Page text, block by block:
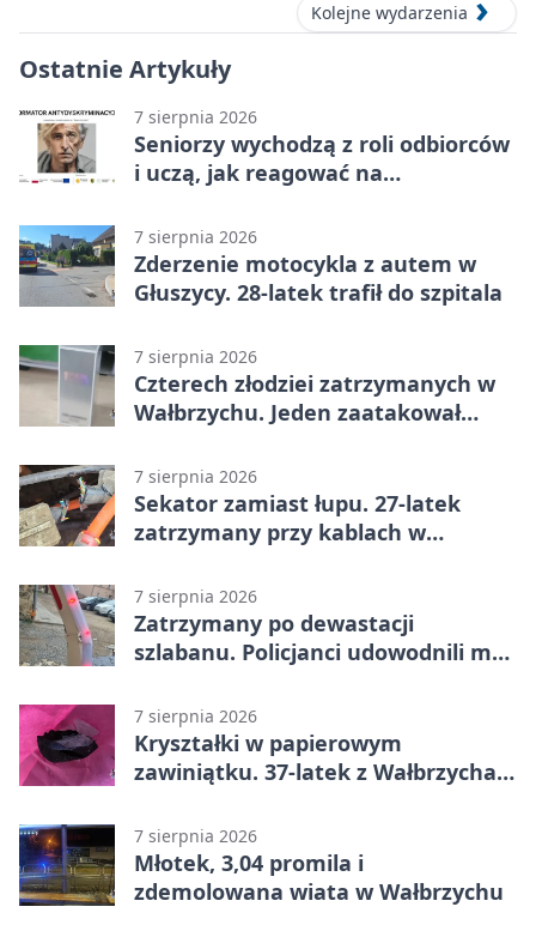
Kolejne wydarzenia
Ostatnie Artykuły
7 sierpnia 2026
Seniorzy wychodzą z roli odbiorców
i uczą, jak reagować na
7 sierpnia 2026
Zderzenie motocykla z autem w
Głuszycy. 28-latek trafił do szpitala
7 sierpnia 2026
Czterech złodziei zatrzymanych w
Wałbrzychu. Jeden zaatakował
7 sierpnia 2026
Sekator zamiast łupu. 27-latek
zatrzymany przy kablach w
7 sierpnia 2026
Zatrzymany po dewastacji
szlabanu. Policjanci udowodnili mu
7 sierpnia 2026
Kryształki w papierowym
zawiniątku. 37-latek z Wałbrzycha
7 sierpnia 2026
Młotek, 3,04 promila i
zdemolowana wiata w Wałbrzychu